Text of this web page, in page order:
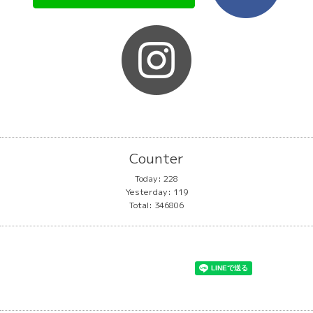
Counter
Today: 228
Yesterday: 119
Total: 346806